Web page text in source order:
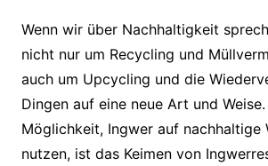
Wenn wir über Nachhaltigkeit
nicht nur um Recycling und
auch um Upcycling und die
Dingen auf eine neue Art und
Möglichkeit, Ingwer auf nachhaltige
nutzen, ist das Keimen von